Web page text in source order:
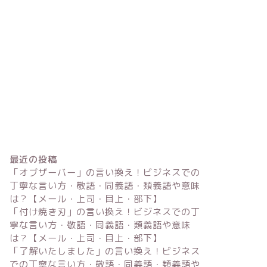
最近の投稿
「オブザーバー」の言い換え！ビジネスでの
丁寧な言い方・敬語・同義語・類義語や意味
は？【メール・上司・目上・部下】
「付け焼き刃」の言い換え！ビジネスでの丁
寧な言い方・敬語・同義語・類義語や意味
は？【メール・上司・目上・部下】
「了解いたしました」の言い換え！ビジネス
での丁寧な言い方・敬語・同義語・類義語や